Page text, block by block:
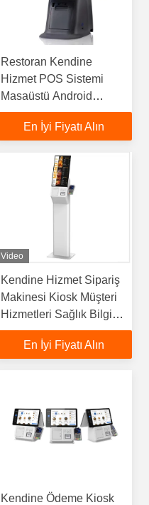
Restoran Kendine
Hizmet POS Sistemi
Masaüstü Android
Dokunmatik Ekran
Kendine sipariş vermek
En İyi Fiyatı Alın
Video
Kendine Hizmet Sipariş
Makinesi Kiosk Müşteri
Hizmetleri Sağlık Bilgisi
Dokunmatik Ekran
En İyi Fiyatı Alın
Kendine Ödeme Kiosk